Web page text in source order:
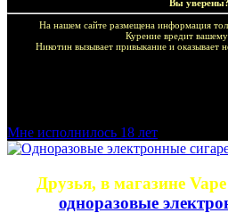
Вы уверены?
На нашем сайте размещена информация
Курение вредит
Никотин вызывает привыкание и оказывает
Мне исполнилось 18 лет
Друзья, в магазине
одноразовые